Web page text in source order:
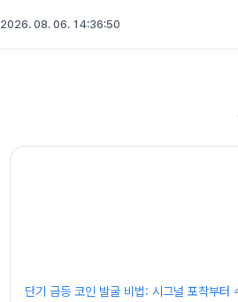
2026. 08. 06. 14:36:50
단기 급등 코인 발굴 비법: 시그널 포착부터